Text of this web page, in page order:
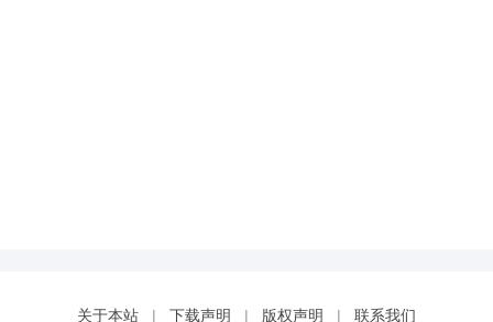
关于本站 | 下载声明 | 版权声明 | 联系我们